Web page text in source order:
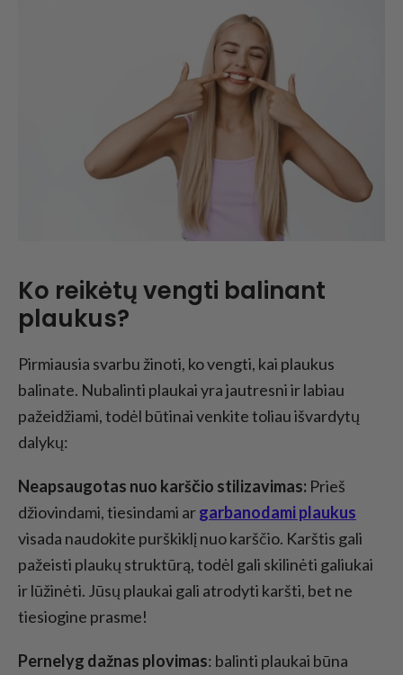
Ko reikėtų vengti balinant
plaukus?
Pirmiausia svarbu žinoti, ko vengti, kai plaukus
balinate. Nubalinti plaukai yra jautresni ir labiau
pažeidžiami, todėl būtinai venkite toliau išvardytų
dalykų:
Neapsaugotas nuo karščio stilizavimas: Prieš
džiovindami, tiesindami argarbanodami plaukus
visada naudokite purškiklį nuo karščio. Karštis gali
pažeisti plaukų struktūrą, todėl gali skilinėti galiukai
ir lūžinėti. Jūsų plaukai gali atrodyti karšti, bet ne
tiesiogine prasme!
Pernelyg dažnas plovimas: balinti plaukai būna